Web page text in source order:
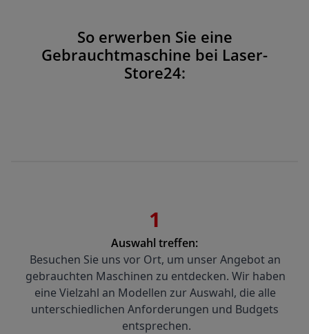
So erwerben Sie eine
Gebrauchtmaschine bei Laser-
Store24:
1
Auswahl treffen:
Besuchen Sie uns vor Ort, um unser Angebot an
gebrauchten Maschinen zu entdecken. Wir haben
eine Vielzahl an Modellen zur Auswahl, die alle
unterschiedlichen Anforderungen und Budgets
entsprechen.